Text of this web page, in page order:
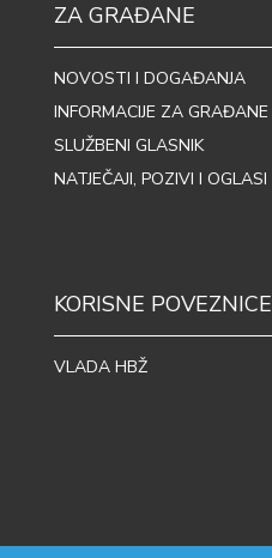
ZA GRAĐANE
NOVOSTI I DOGAĐANJA
INFORMACIJE ZA GRAĐANE
SLUŽBENI GLASNIK
NATJEČAJI, POZIVI I OGLASI
KORISNE POVEZNICE
VLADA HBŽ